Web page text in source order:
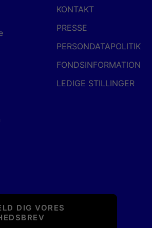
KONTAKT
PRESSE
PERSONDATAPOLITIK
FONDSINFORMATION
LEDIGE STILLINGER
DIG VORES